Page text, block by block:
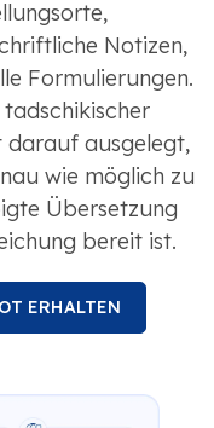
Notizen,
Formulierungen.
darauf ausgelegt,
wie möglich zu
Übersetzung
bereit ist.
ERHALTEN